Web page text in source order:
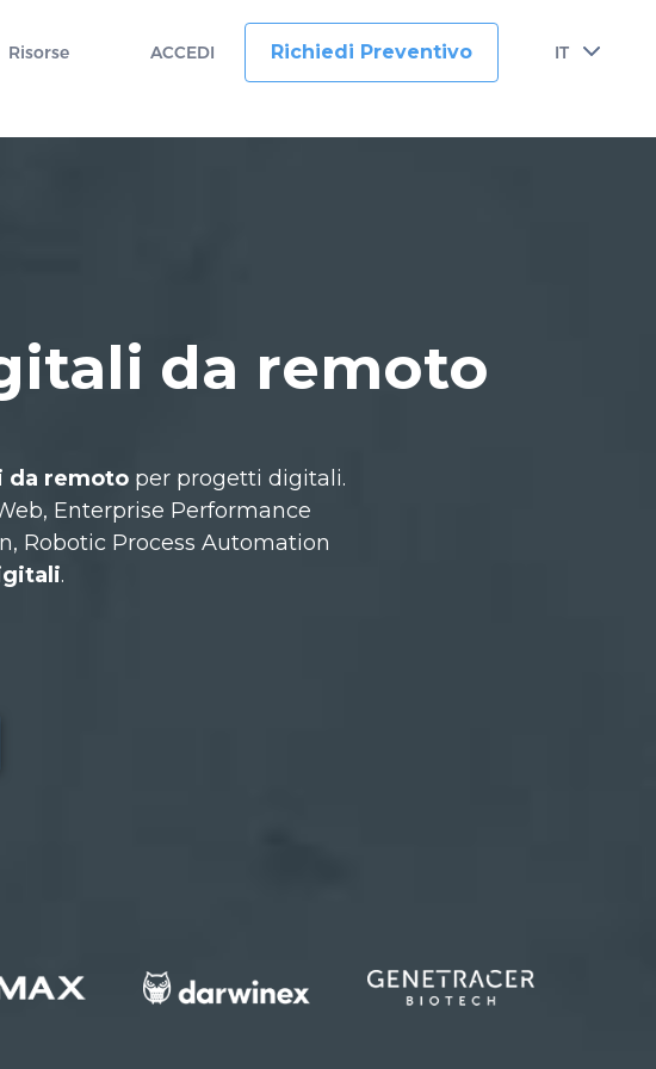
Risorse ACCEDI Richiedi Preventivo IT
da remoto
da remotoper progetti digitali.
Enterprise Performance
Robotic Process Automation
.